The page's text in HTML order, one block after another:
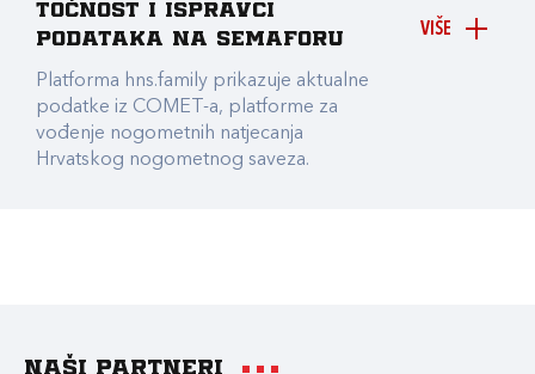
VIŠE
točnost i ispravci
podataka na Semaforu
Platforma hns.family prikazuje aktualne
podatke iz COMET-a, platforme za
vođenje nogometnih natjecanja
Hrvatskog nogometnog saveza.
Naši partneri